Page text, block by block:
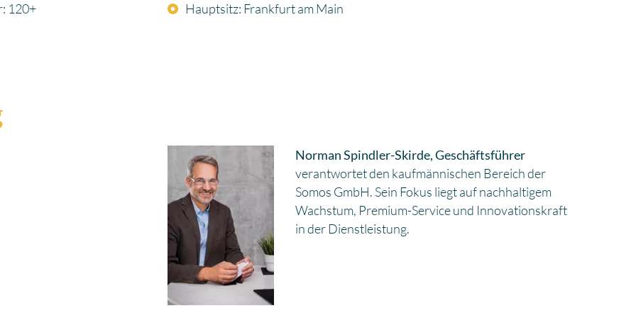
120+ Hauptsitz: Frankfurt am Main
Norman Spindler-Skirde, Geschäftsführer
verantwortet den kaufmännischen Bereich der
Somos GmbH. Sein Fokus liegt auf nachhaltigem
Wachstum, Premium-Service und Innovationskraft
in der Dienstleistung.